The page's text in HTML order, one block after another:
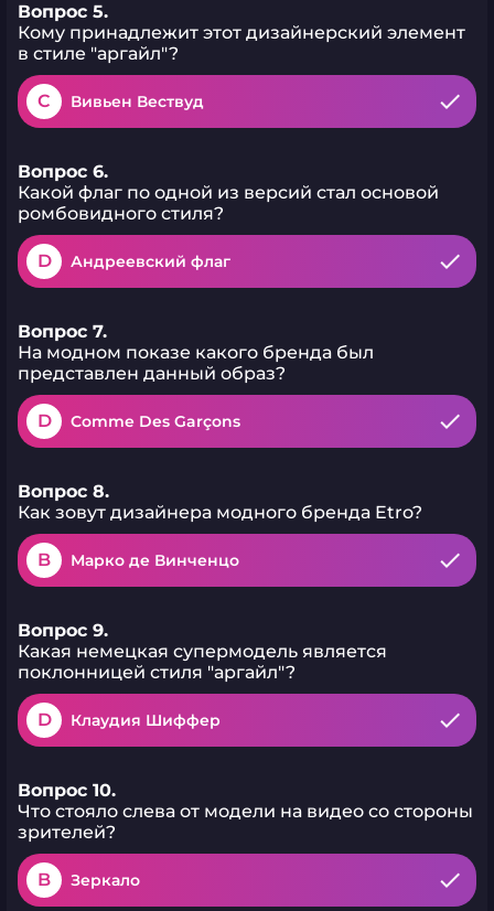
Вопрос 5.
Кому принадлежит этот дизайнерский элемент
в стиле "аргайл"?
C Вивьен Вествуд
Вопрос 6.
Какой флаг по одной из версий стал основой
ромбовидного стиля?
D Андреевский флаг
Вопрос 7.
На модном показе какого бренда был
представлен данный образ?
D Comme Des Garçons
Вопрос 8.
Как зовут дизайнера модного бренда Etro?
B Марко де Винченцо
Вопрос 9.
Какая немецкая супермодель является
поклонницей стиля "аргайл"?
D Клаудия Шиффер
Вопрос 10.
Что стояло слева от модели на видео со стороны
зрителей?
B Зеркало